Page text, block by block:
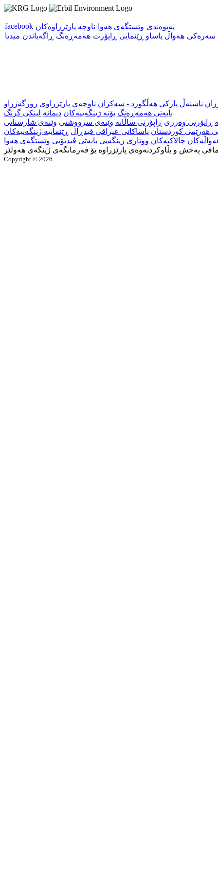
facebook ناوچە پارێزراوەکان وێستگەی هەوا پەیوەندی
میدیا ڕاگەیاندن هەمەڕەنگ ڕاپۆرت یاساو ڕێنمایی هەواڵ سەرەکی
ناشنەڵ پارکی هەڵگورد - سەکران ناوچەی پارێزراوی زورگەزراو
بابەتی هەمەڕەنگ بۆنە ژینگەییەکان دیمانە لینکی گرنگ
ڕاپۆرتی وەرزی ڕاپۆرتی ساڵانە وێنەی سرووشتی وێنەی شارستانی
هەرێمی کوردستان یاساکانی عیراقی فیدڕال ڕێنماییە ژینگەییەکان
چالاکیەکان ووتاری ژینگەیی بابەتی ڤیدیۆیی وێستگەی هەوا
پەخش و بڵاوکردنەوەی پارێزراوە بۆ فەرمانگەی ژینگەی هەولێر
Copyright © 2026